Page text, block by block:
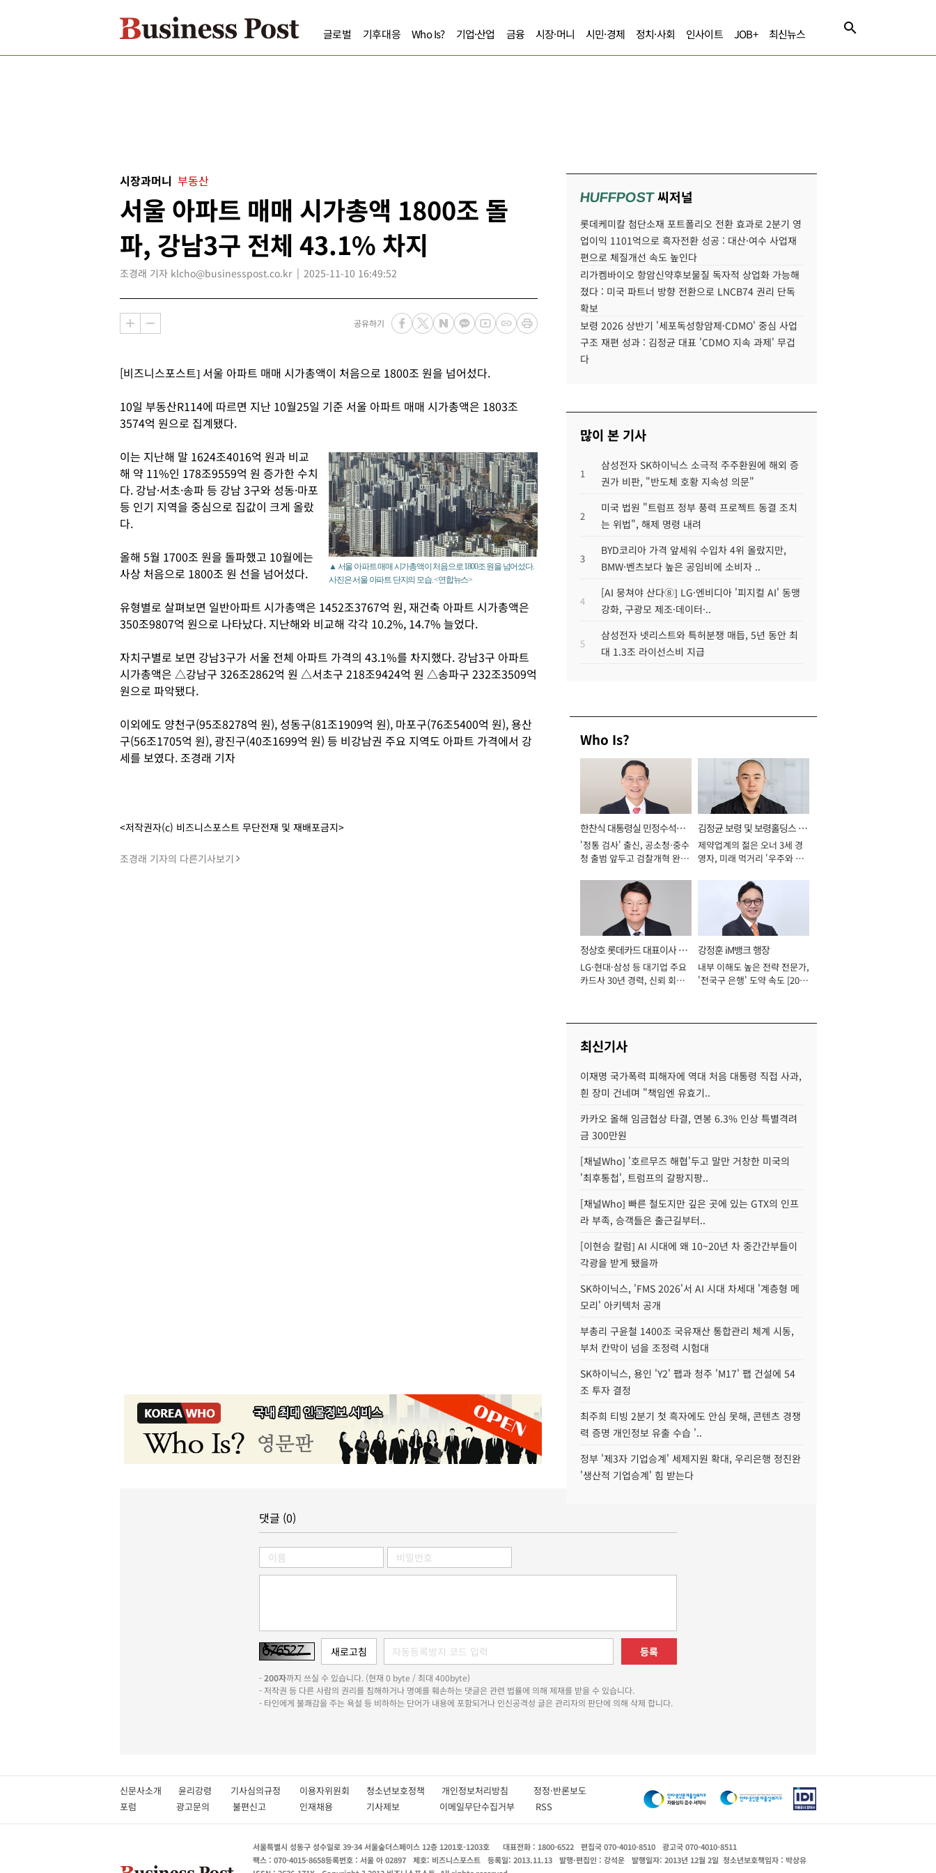
글로벌 기후대응 Who Is? 기업·산업 금융 시장·머니 시민·경제 정치·사회 인사이트 JOB+ 최신뉴스
시장과머니 부동산
서울 아파트 매매 시가총액 1800조 돌
파, 강남3구 전체 43.1% 차지
조경래 기자 klcho@businesspost.co.kr 2025-11-10 16:49:52
공유하기
[비즈니스포스트] 서울 아파트 매매 시가총액이 처음으로 1800조 원을 넘어섰다.
10일 부동산R114에 따르면 지난 10월25일 기준 서울 아파트 매매 시가총액은 1803조
3574억 원으로 집계됐다.
▲ 서울 아파트 매매 시가총액이 처음으로 1800조 원을 넘어섰다.
사진은 서울 아파트 단지의 모습. <연합뉴스>
이는 지난해 말 1624조4016억 원과 비교
해 약 11%인 178조9559억 원 증가한 수치
다. 강남·서초·송파 등 강남 3구와 성동·마포
등 인기 지역을 중심으로 집값이 크게 올랐
다.
올해 5월 1700조 원을 돌파했고 10월에는
사상 처음으로 1800조 원 선을 넘어섰다.
유형별로 살펴보면 일반아파트 시가총액은 1452조3767억 원, 재건축 아파트 시가총액은
350조9807억 원으로 나타났다. 지난해와 비교해 각각 10.2%, 14.7% 늘었다.
자치구별로 보면 강남3구가 서울 전체 아파트 가격의 43.1%를 차지했다. 강남3구 아파트
시가총액은 △강남구 326조2862억 원 △서초구 218조9424억 원 △송파구 232조3509억
원으로 파악됐다.
이외에도 양천구(95조8278억 원), 성동구(81조1909억 원), 마포구(76조5400억 원), 용산
구(56조1705억 원), 광진구(40조1699억 원) 등 비강남권 주요 지역도 아파트 가격에서 강
세를 보였다. 조경래 기자
<저작권자(c) 비즈니스포스트 무단전재 및 재배포금지>
조경래 기자의 다른기사보기
HUFFPOST씨저널
롯데케미칼 첨단소재 포트폴리오 전환 효과로 2분기 영
업이익 1101억으로 흑자전환 성공 : 대산·여수 사업재
편으로 체질개선 속도 높인다
리가켐바이오 항암신약후보물질 독자적 상업화 가능해
졌다 : 미국 파트너 방향 전환으로 LNCB74 권리 단독
확보
보령 2026 상반기 '세포독성항암제·CDMO' 중심 사업
구조 재편 성과 : 김정균 대표 'CDMO 지속 과제' 무겁
다
많이 본 기사
1
삼성전자 SK하이닉스 소극적 주주환원에 해외 증
권가 비판, "반도체 호황 지속성 의문"
2
미국 법원 "트럼프 정부 풍력 프로젝트 동결 조치
는 위법", 해제 명령 내려
3
BYD코리아 가격 앞세워 수입차 4위 올랐지만,
BMW·벤츠보다 높은 공임비에 소비자 ..
4
[AI 뭉쳐야 산다⑧] LG·엔비디아 '피지컬 AI' 동맹
강화, 구광모 제조·데이터·..
5
삼성전자 넷리스트와 특허분쟁 매듭, 5년 동안 최
대 1.3조 라이선스비 지급
Who Is?
한찬식 대통령실 민정수석비
서관
'정통 검사' 출신, 공소청·중수
청 출범 앞두고 검찰개혁 완수
김정균 보령 및 보령홀딩스 대
표이사 사장
제약업계의 젊은 오너 3세 경
영자, 미래 먹거리 '우주와 헬
정상호 롯데카드 대표이사 사
장
LG·현대·삼성 등 대기업 주요
카드사 30년 경력, 신뢰 회복
강정훈 iM뱅크 행장
내부 이해도 높은 전략 전문가,
'전국구 은행' 도약 속도 [2026
최신기사
이재명 국가폭력 피해자에 역대 처음 대통령 직접 사과,
흰 장미 건네며 "책임엔 유효기..
카카오 올해 임금협상 타결, 연봉 6.3% 인상 특별격려
금 300만원
[채널Who] '호르무즈 해협'두고 말만 거창한 미국의
'최후통첩', 트럼프의 갈팡지팡..
[채널Who] 빠른 철도지만 깊은 곳에 있는 GTX의 인프
라 부족, 승객들은 출근길부터..
[이현승 칼럼] AI 시대에 왜 10~20년 차 중간간부들이
각광을 받게 됐을까
SK하이닉스, 'FMS 2026'서 AI 시대 차세대 '계층형 메
모리' 아키텍처 공개
부총리 구윤철 1400조 국유재산 통합관리 체계 시동,
부처 칸막이 넘을 조정력 시험대
SK하이닉스, 용인 'Y2' 팹과 청주 'M17' 팹 건설에 54
조 투자 결정
최주희 티빙 2분기 첫 흑자에도 안심 못해, 콘텐츠 경쟁
력 증명 개인정보 유출 수습 '..
정부 '제3자 기업승계' 세제지원 확대, 우리은행 정진완
'생산적 기업승계' 힘 받는다
댓글 (0)
등록
-200자까지 쓰실 수 있습니다. (현재 0 byte / 최대 400byte)
- 저작권 등 다른 사람의 권리를 침해하거나 명예를 훼손하는 댓글은 관련 법률에 의해 제재를 받을 수 있습니다.
- 타인에게 불쾌감을 주는 욕설 등 비하하는 단어가 내용에 포함되거나 인신공격성 글은 관리자의 판단에 의해 삭제 합니다.
신문사소개 윤리강령 기사심의규정 이용자위원회 청소년보호정책 개인정보처리방침 정정·반론보도
포럼
광고문의 불편신고 인재채용 기사제보 이메일무단수집거부 RSS
서울특별시 성동구 성수일로 39-34 서울숲더스페이스 12층 1201호-1203호 대표전화 : 1800-6522 편집국 070-4010-8510
광고국 070-4010-8511
팩스 : 070-4015-8658등록번호 : 서울 아 02897 제호: 비즈니스포스트 등록일: 2013.11.13 발행·편집인 : 강석운 발행일자: 2013년 12월 2일 청소년보호책임자 : 박상유